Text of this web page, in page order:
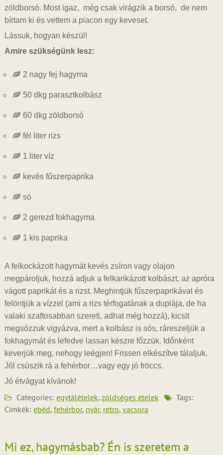
zöldborsó. Most igaz, még csak virágzik a borsó, de nem
bírtam ki és vettem a piacon egy keveset.
Lássuk, hogyan készül!
Amire szükségünk lesz:
2 nagy fej hagyma
50 dkg parasztkolbász
60 dkg zöldborsó
fél liter rizs
1 liter víz
kevés fűszerpaprika
só
2 gerezd fokhagyma
1 kis paprika
A felkockázott hagymát kevés zsíron vagy olajon
megpároljuk, hozzá adjuk a felkarikázott kolbászt, az apróra
vágott paprikát és a rizst. Meghintjük fűszerpaprikával és
felöntjük a vízzel (ami a rizs térfogatának a duplája, de ha
valaki szaftosabban szereti, adhat még hozzá), kicsit
megsózzuk vigyázva, mert a kolbász is sós, ráreszeljük a
fokhagymát és lefedve lassan készre főzzük. Időnként
keverjük meg, nehogy leégjen! Frissen elkészítve tálaljuk.
Jól csúszik rá a fehérbor…vagy egy jó fröccs.
Jó étvágyat kívánok!
Categories: egytálételek, zöldséges ételek
Tags:
Címkék: ebéd, fehérbor, nyár, retro, vacsora
Mi ez, hagymásbab? Én is szeretem a